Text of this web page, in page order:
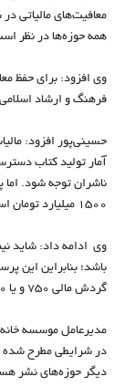
معافیت‌های مالیاتی
همه حوزه‌ها در نظر
وی افزود: برای حفظ
فرهنگ و ارشاد
حسینی‌پور افزود:
آمار تولید کتاب
ناشران توجه شود.
1500 میلیارد تومان است؟
وی ادامه داد: شاید
باشد؛ بنابراین این
گردش مالی 750 و یا 850 میلیارد تومان به دریافت مالیات اقدام کند؟
مدیر‌عامل موسسه
در شرایطی مطرح شده
دیگر حوزه‌های نشر